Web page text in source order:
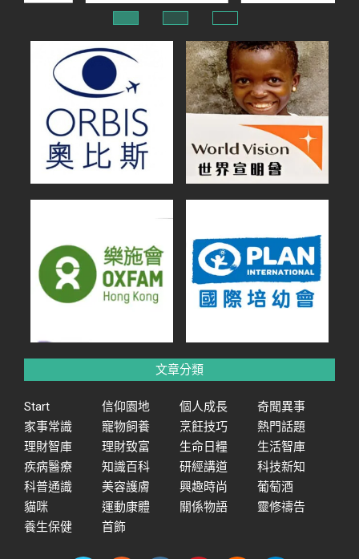
文章分類
Start 信仰園地 個人成長
奇聞異事
家事常識
寵物飼養 烹飪技巧
熱門話題
理財智庫
理財致富 生命日糧
生活智庫
疾病醫療
知識百科 研經講道
科技新知
科普通識
美容護膚 興趣時尚
葡萄酒
貓咪
運動康體 關係物語
靈修禱告
養生保健
首飾